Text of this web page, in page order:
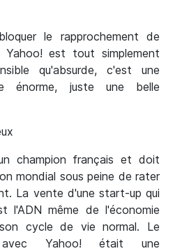
le rapprochement de
Yahoo! est tout simplement
qu'absurde, c'est une
énorme, juste une belle
champion français et doit
mondial sous peine de rater
La vente d'une start-up qui
l'ADN même de l'économie
cycle de vie normal. Le
avec Yahoo! était une